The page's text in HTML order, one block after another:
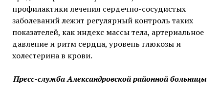
профилактики лечения сердечно-сосудистых
заболеваний лежит регулярный контроль таких
показателей, как индекс массы тела, артериальное
давление и ритм сердца, уровень глюкозы и
холестерина в крови.
Пресс-служба Александровской районной больницы